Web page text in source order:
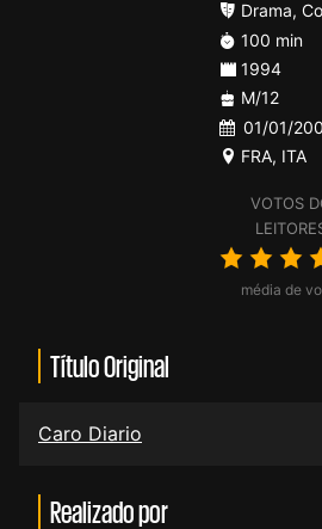
VOTOS
média de
Drama,
100 min
1994
M/12
01/01/
FRA, ITA
Título Original
Caro Diario
Realizado por